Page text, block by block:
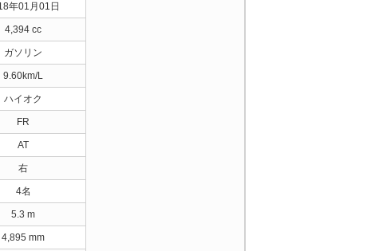
年01月01日
4,394 cc
ガソリン
9.60km/L
ハイオク
FR
AT
右
4名
5.3 m
4,895 mm